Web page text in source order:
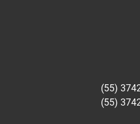
(55)
(55)